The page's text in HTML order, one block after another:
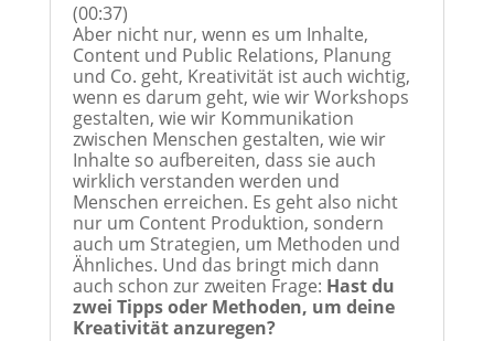
(00:37)
Aber nicht nur, wenn es um Inhalte,
Content und Public Relations, Planung
und Co. geht, Kreativität ist auch wichtig,
wenn es darum geht, wie wir Workshops
gestalten, wie wir Kommunikation
zwischen Menschen gestalten, wie wir
Inhalte so aufbereiten, dass sie auch
wirklich verstanden werden und
Menschen erreichen. Es geht also nicht
nur um Content Produktion, sondern
auch um Strategien, um Methoden und
Ähnliches. Und das bringt mich dann
auch schon zur zweiten Frage: Hast du
zwei Tipps oder Methoden, um deine
Kreativität anzuregen?